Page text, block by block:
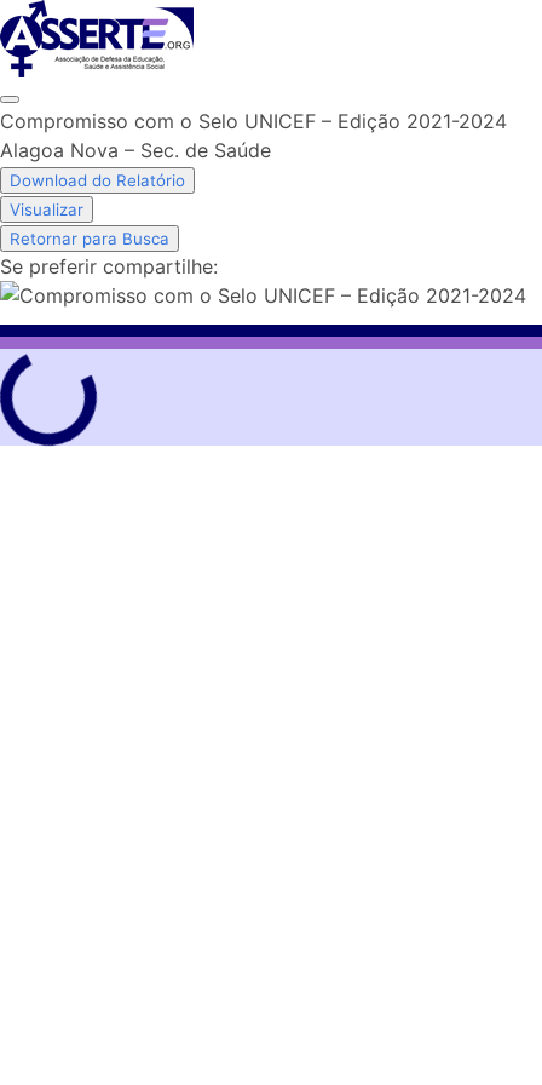
Skip
to
content
Compromisso com o Selo UNICEF – Edição 2021-2024
Alagoa Nova – Sec. de Saúde
Download do Relatório
Visualizar
Retornar para Busca
Se preferir compartilhe: